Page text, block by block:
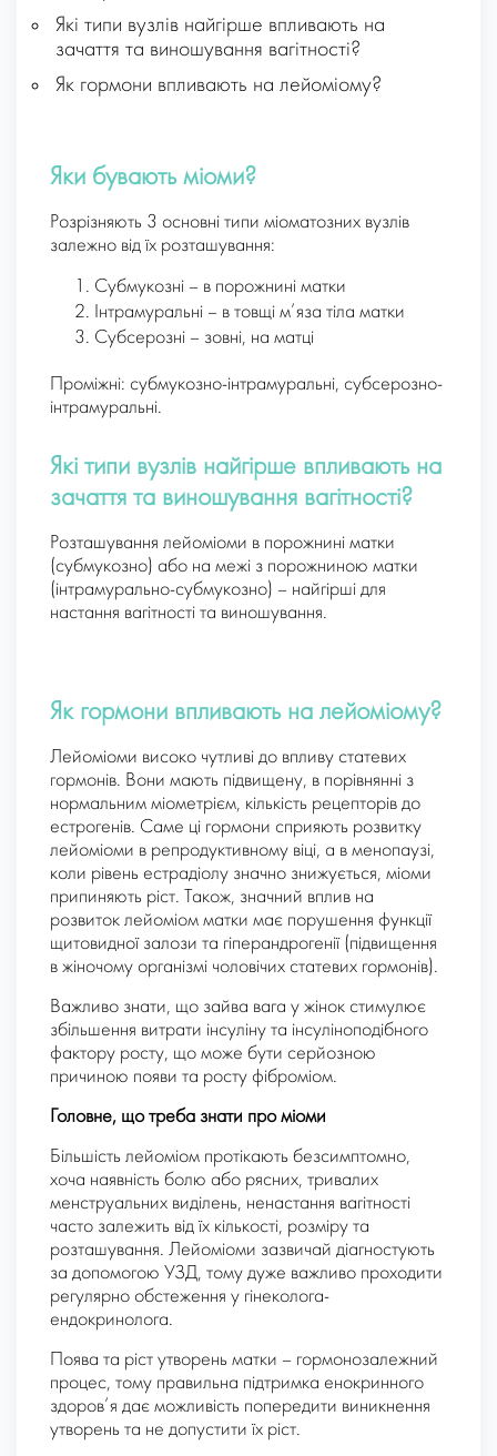
Які типи вузлів найгірше впливають на
зачаття та виношування вагітності?
Як гормони впливають на лейоміому?
Яки бувають міоми?
Розрізняють 3 основні типи міоматозних вузлів
залежно від їх розташування:
Субмукозні – в порожнині матки
Інтрамуральні – в товщі м’яза тіла матки
Субсерозні – зовні, на матці
Проміжні: субмукозно-інтрамуральні, субсерозно-
інтрамуральні.
Які типи вузлів найгірше впливають на
зачаття та виношування вагітності?
Розташування лейоміоми в порожнині матки
(субмукозно) або на межі з порожниною матки
(інтрамурально-субмукозно) – найгірші для
настання вагітності та виношування.
Як гормони впливають на лейоміому?
Лейоміоми високо чутливі до впливу статевих
гормонів. Вони мають підвищену, в порівнянні з
нормальним міометрієм, кількість рецепторів до
естрогенів. Саме ці гормони сприяють розвитку
лейоміоми в репродуктивному віці, а в менопаузі,
коли рівень естрадіолу значно знижується, міоми
припиняють ріст. Також, значний вплив на
розвиток лейоміом матки має порушення функції
щитовидної залози та гіперандрогенії (підвищення
в жіночому організмі чоловічих статевих гормонів).
Важливо знати, що зайва вага у жінок стимулює
збільшення витрати інсуліну та інсуліноподібного
фактору росту, що може бути серйозною
причиною появи та росту фіброміом.
Головне, що треба знати про міоми
Більшість лейоміом протікають безсимптомно,
хоча наявність болю або рясних, тривалих
менструальних виділень, ненастання вагітності
часто залежить від їх кількості, розміру та
розташування. Лейоміоми зазвичай діагностують
за допомогою УЗД, тому дуже важливо проходити
регулярно обстеження у гінеколога-
ендокринолога.
Поява та ріст утворень матки – гормонозалежний
процес, тому правильна підтримка енокринного
здоров’я дає можливість попередити виникнення
утворень та не допустити їх ріст.